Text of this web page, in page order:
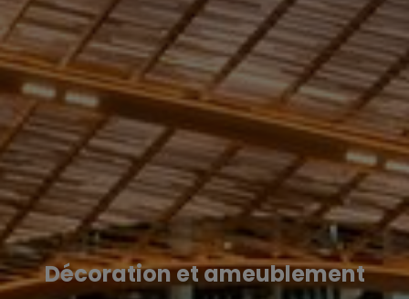
Décoration et ameublement